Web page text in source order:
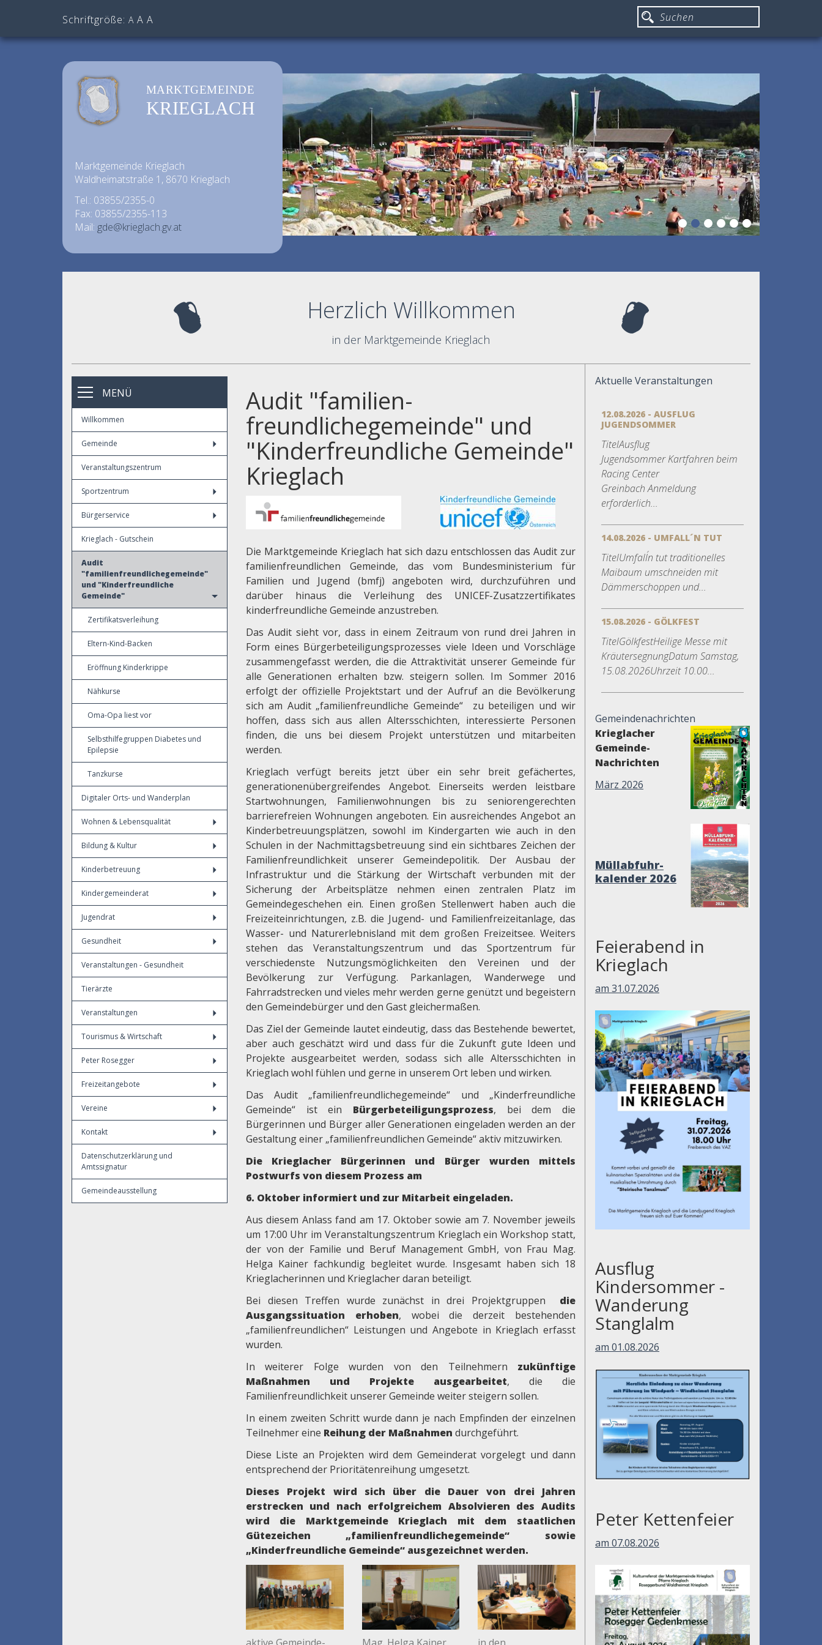
Schriftgröße: A A A
MARKTGEMEINDE
KRIEGLACH
Marktgemeinde Krieglach
Waldheimatstraße 1, 8670 Krieglach
Tel.: 03855/2355-0
Fax: 03855/2355-113
Mail: gde@krieglach.gv.at
Herzlich Willkommen
in der Marktgemeinde Krieglach
MENÜ
Willkommen
Gemeinde
Veranstaltungszentrum
Sportzentrum
Bürgerservice
Krieglach - Gutschein
Audit
"familienfreundlichegemeinde"
und "Kinderfreundliche
Gemeinde"
Zertifikatsverleihung
Eltern-Kind-Backen
Eröffnung Kinderkrippe
Nähkurse
Oma-Opa liest vor
Selbsthilfegruppen Diabetes und
Epilepsie
Tanzkurse
Digitaler Orts- und Wanderplan
Wohnen & Lebensqualität
Bildung & Kultur
Kinderbetreuung
Kindergemeinderat
Jugendrat
Gesundheit
Veranstaltungen - Gesundheit
Tierärzte
Veranstaltungen
Tourismus & Wirtschaft
Peter Rosegger
Freizeitangebote
Vereine
Kontakt
Datenschutzerklärung und
Amtssignatur
Gemeindeausstellung
Audit "familien-
freundlichegemeinde" und
"Kinderfreundliche Gemeinde"
Krieglach
Die Marktgemeinde Krieglach hat sich dazu entschlossen das Audit zur
familienfreundlichen Gemeinde, das vom Bundesministerium für
Familien und Jugend (bmfj) angeboten wird, durchzuführen und
darüber hinaus die Verleihung des UNICEF-Zusatzzertifikates
kinderfreundliche Gemeinde anzustreben.
Das Audit sieht vor, dass in einem Zeitraum von rund drei Jahren in
Form eines Bürgerbeteiligungsprozesses viele Ideen und Vorschläge
zusammengefasst werden, die die Attraktivität unserer Gemeinde für
alle Generationen erhalten bzw. steigern sollen. Im Sommer 2016
erfolgt der offizielle Projektstart und der Aufruf an die Bevölkerung
sich am Audit „familienfreundliche Gemeinde“ zu beteiligen und wir
hoffen, dass sich aus allen Altersschichten, interessierte Personen
finden, die uns bei diesem Projekt unterstützen und mitarbeiten
werden.
Krieglach verfügt bereits jetzt über ein sehr breit gefächertes,
generationenübergreifendes Angebot. Einerseits werden leistbare
Startwohnungen, Familienwohnungen bis zu seniorengerechten
barrierefreien Wohnungen angeboten. Ein ausreichendes Angebot an
Kinderbetreuungsplätzen, sowohl im Kindergarten wie auch in den
Schulen in der Nachmittagsbetreuung sind ein sichtbares Zeichen der
Familienfreundlichkeit unserer Gemeindepolitik. Der Ausbau der
Infrastruktur und die Stärkung der Wirtschaft verbunden mit der
Sicherung der Arbeitsplätze nehmen einen zentralen Platz im
Gemeindegeschehen ein. Einen großen Stellenwert haben auch die
Freizeiteinrichtungen, z.B. die Jugend- und Familienfreizeitanlage, das
Wasser- und Naturerlebnisland mit dem großen Freizeitsee. Weiters
stehen das Veranstaltungszentrum und das Sportzentrum für
verschiedenste Nutzungsmöglichkeiten den Vereinen und der
Bevölkerung zur Verfügung. Parkanlagen, Wanderwege und
Fahrradstrecken und vieles mehr werden gerne genützt und begeistern
den Gemeindebürger und den Gast gleichermaßen.
Das Ziel der Gemeinde lautet eindeutig, dass das Bestehende bewertet,
aber auch geschätzt wird und dass für die Zukunft gute Ideen und
Projekte ausgearbeitet werden, sodass sich alle Altersschichten in
Krieglach wohl fühlen und gerne in unserem Ort leben und wirken.
Das Audit „familienfreundlichegemeinde“ und „Kinderfreundliche
Gemeinde“ ist ein Bürgerbeteiligungsprozess, bei dem die
Bürgerinnen und Bürger aller Generationen eingeladen werden an der
Gestaltung einer „familienfreundlichen Gemeinde“ aktiv mitzuwirken.
Die Krieglacher Bürgerinnen und Bürger wurden mittels
Postwurfs von diesem Prozess am
6. Oktober informiert und zur Mitarbeit eingeladen.
Aus diesem Anlass fand am 17. Oktober sowie am 7. November jeweils
um 17:00 Uhr im Veranstaltungszentrum Krieglach ein Workshop statt,
der von der Familie und Beruf Management GmbH, von Frau Mag.
Helga Kainer fachkundig begleitet wurde. Insgesamt haben sich 18
Krieglacherinnen und Krieglacher daran beteiligt.
Bei diesen Treffen wurde zunächst in drei Projektgruppen die
Ausgangssituation erhoben, wobei die derzeit bestehenden
„familienfreundlichen“ Leistungen und Angebote in Krieglach erfasst
wurden.
In weiterer Folge wurden von den Teilnehmern zukünftige
Maßnahmen und Projekte ausgearbeitet, die die
Familienfreundlichkeit unserer Gemeinde weiter steigern sollen.
In einem zweiten Schritt wurde dann je nach Empfinden der einzelnen
Teilnehmer eine Reihung der Maßnahmen durchgeführt.
Diese Liste an Projekten wird dem Gemeinderat vorgelegt und dann
entsprechend der Prioritätenreihung umgesetzt.
Dieses Projekt wird sich über die Dauer von drei Jahren
erstrecken und nach erfolgreichem Absolvieren des Audits
wird die Marktgemeinde Krieglach mit dem staatlichen
Gütezeichen „familienfreundlichegemeinde“ sowie
„Kinderfreundliche Gemeinde“ ausgezeichnet werden.
Aktuelle Veranstaltungen
12.08.2026 - AUSFLUG
JUGENDSOMMER
TitelAusflug
Jugendsommer Kartfahren beim
Racing Center
Greinbach Anmeldung
erforderlich...
14.08.2026 - UMFALL´N TUT
TitelUmfall´n tut traditionelles
Maibaum umschneiden mit
Dämmerschoppen und...
15.08.2026 - GÖLKFEST
TitelGölkfestHeilige Messe mit
KräutersegnungDatum Samstag,
15.08.2026Uhrzeit 10.00...
Gemeindenachrichten
Krieglacher
Gemeinde-
Nachrichten
März 2026
Müllabfuhr-
kalender 2026
Feierabend in
Krieglach
am 31.07.2026
Ausflug
Kindersommer -
Wanderung
Stanglalm
am 01.08.2026
Peter Kettenfeier
am 07.08.2026